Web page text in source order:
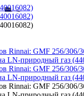
Rinnai: GMF 256/306/
LN-природный газ
Rinnai: GMF 256/306/
LN-природный газ
Rinnai: GMF 256/306/